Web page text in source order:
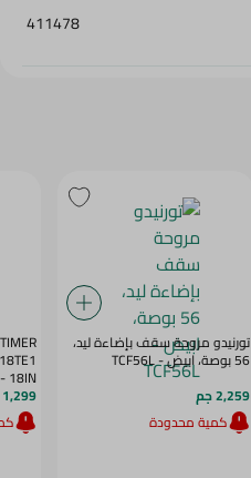
411478
تورنيدو مروحة سقف بإضاءة ليد،
56 بوصة، ابيض - TCF56L
2,259 جم
كمية محدودة
- 18IN
1,299 جم